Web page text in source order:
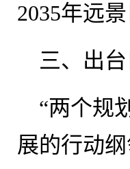
2035年远
三、出
“两个规
展的行动